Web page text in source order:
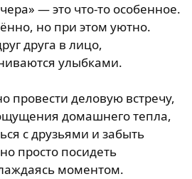
— это что-то особенное.
но при этом уютно.
друга в лицо,
улыбками.
провести деловую встречу,
домашнего тепла,
с друзьями и забыть
просто посидеть
моментом.